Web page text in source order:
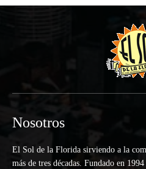
Nosotros
El Sol de la Florida sirviendo a la
más de tres décadas. Fundado en